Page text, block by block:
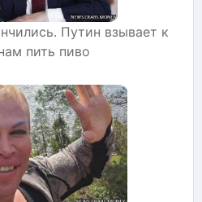
Путин взывает к
пить пиво